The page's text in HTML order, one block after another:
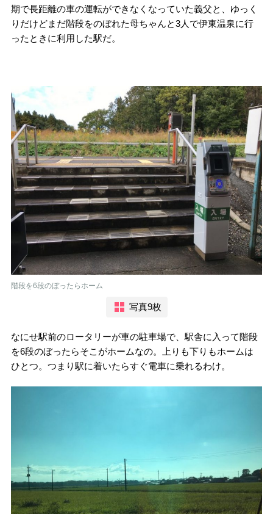
期で長距離の車の運転ができなくなっていた義父と、ゆっく
りだけどまだ階段をのぼれた母ちゃんと3人で伊東温泉に行
ったときに利用した駅だ。
階段を6段のぼったらホーム
写真9枚
なにせ駅前のロータリーが車の駐車場で、駅舎に入って階段
を6段のぼったらそこがホームなの。上りも下りもホームは
ひとつ。つまり駅に着いたらすぐ電車に乗れるわけ。